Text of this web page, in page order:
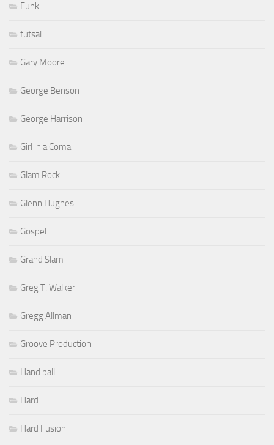
Funk
futsal
Gary Moore
George Benson
George Harrison
Girl in a Coma
Glam Rock
Glenn Hughes
Gospel
Grand Slam
Greg T. Walker
Gregg Allman
Groove Production
Hand ball
Hard
Hard Fusion